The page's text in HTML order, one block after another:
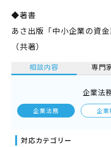
◆著書
あさ出版「中小企業の資
（共著）
相談内容 専門
企業法
企業法務 企業
対応カテゴリー